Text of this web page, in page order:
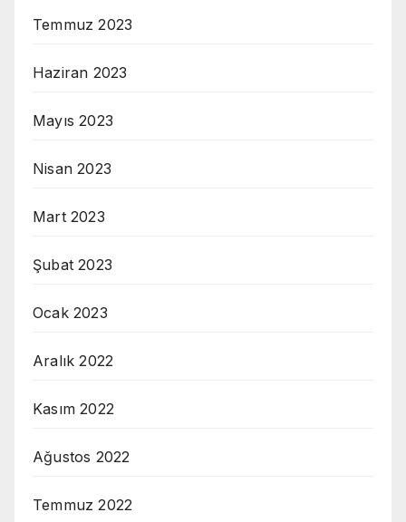
Temmuz 2023
Haziran 2023
Mayıs 2023
Nisan 2023
Mart 2023
Şubat 2023
Ocak 2023
Aralık 2022
Kasım 2022
Ağustos 2022
Temmuz 2022